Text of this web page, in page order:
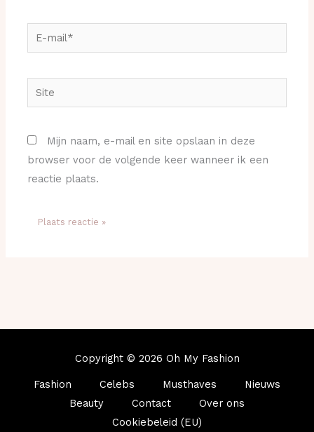
E-
mail*
Site
Mijn naam, e-mail en site opslaan in deze
browser voor de volgende keer wanneer ik een
reactie plaats.
Copyright © 2026 Oh My Fashion
Fashion Celebs Musthaves
Nieuws
Beauty
Contact
Over ons
Cookiebeleid (EU)